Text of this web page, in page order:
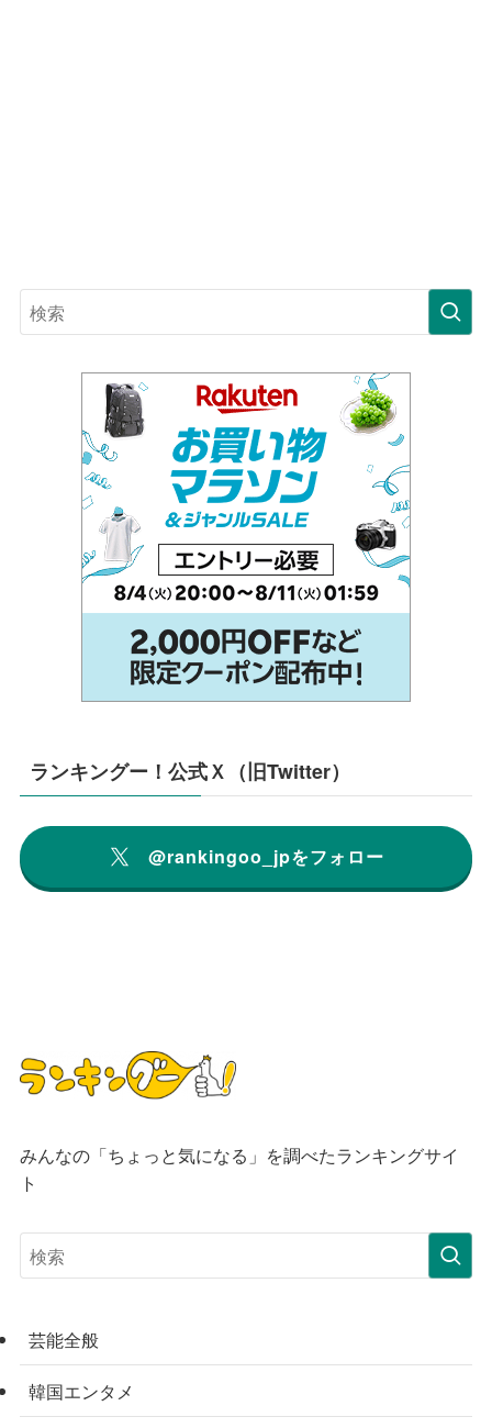
ランキングー！公式Ｘ（旧Twitter）
@rankingoo_jpをフォロー
みんなの「ちょっと気になる」を調べたランキングサイ
ト
芸能全般
韓国エンタメ